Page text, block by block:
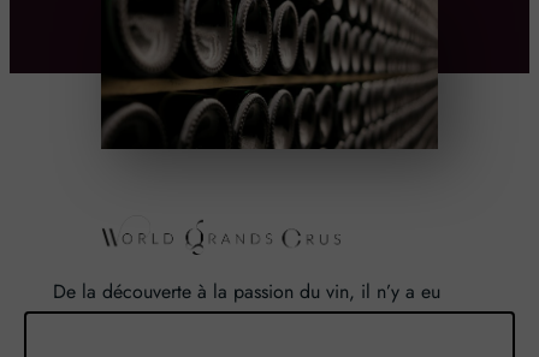
De la découverte à la passion du vin, il n’y a eu
qu’un pas. Un pas que nous avons franchi en faisant